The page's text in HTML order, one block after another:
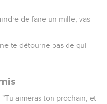
de faire un mille, vas-
te détourne pas de qui
aimeras ton prochain, et